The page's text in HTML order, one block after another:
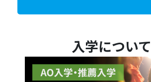
入学について